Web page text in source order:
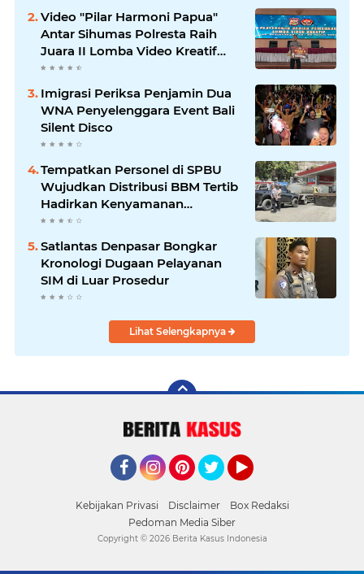
Video "Pilar Harmoni Papua"
Antar Sihumas Polresta Raih
Juara II Lomba Video Kreatif
Hari Bhayangkara ke-80
Imigrasi Periksa Penjamin Dua
WNA Penyelenggara Event Bali
Silent Disco
‎Tempatkan Personel di SPBU
Wujudkan Distribusi BBM Tertib
Hadirkan Kenyamanan
Masyarakat
Satlantas Denpasar Bongkar
Kronologi Dugaan Pelayanan
SIM di Luar Prosedur
Lihat Selengkapnya
Kebijakan Privasi Disclaimer
Box Redaksi
Pedoman Media Siber
Copyright © 2026 Berita Kasus Indonesia